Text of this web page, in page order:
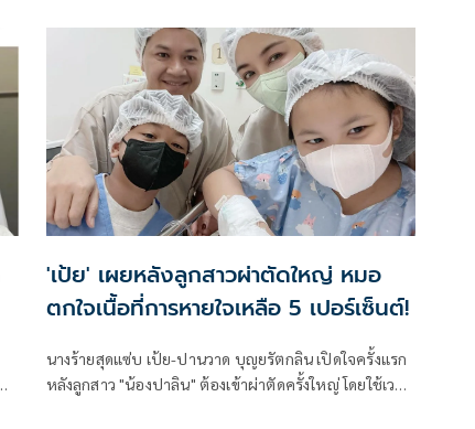
ดมิทเป็นที่เรียบร้อย
'เป้ย' เผยหลังลูกสาวผ่าตัดใหญ่ หมอ
ตกใจเนื้อที่การหายใจเหลือ 5 เปอร์เซ็นต์!
นางร้ายสุดแซ่บ เป้ย-ปานวาด บุญยรัตกลิน เปิดใจครั้งแรก
หลังลูกสาว "น้องปาลิน" ต้องเข้าผ่าตัดครั้งใหญ่ โดยใช้เวลา